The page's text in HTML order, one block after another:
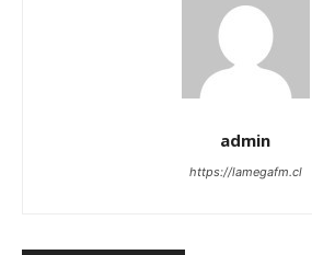
admin
https://lamegafm.cl